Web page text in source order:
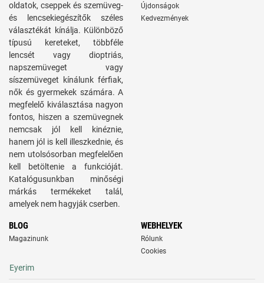
oldatok, cseppek és szemüveg-
és lencsekiegészítők széles
választékát kínálja. Különböző
típusú kereteket, többféle
lencsét vagy dioptriás,
napszemüveget vagy
síszemüveget kínálunk férfiak,
nők és gyermekek számára. A
megfelelő kiválasztása nagyon
fontos, hiszen a szemüvegnek
nemcsak jól kell kinéznie,
hanem jól is kell illeszkednie, és
nem utolsósorban megfelelően
kell betöltenie a funkcióját.
Katalógusunkban minőségi
márkás termékeket talál,
amelyek nem hagyják cserben.
Újdonságok
Kedvezmények
BLOG
Magazinunk
WEBHELYEK
Rólunk
Cookies
Eyerim